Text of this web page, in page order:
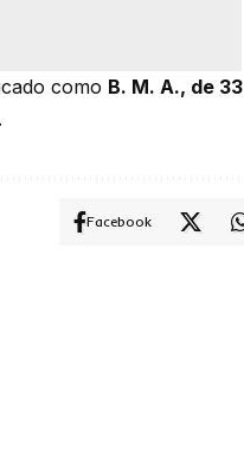
como B. M. A., de 33
Facebook